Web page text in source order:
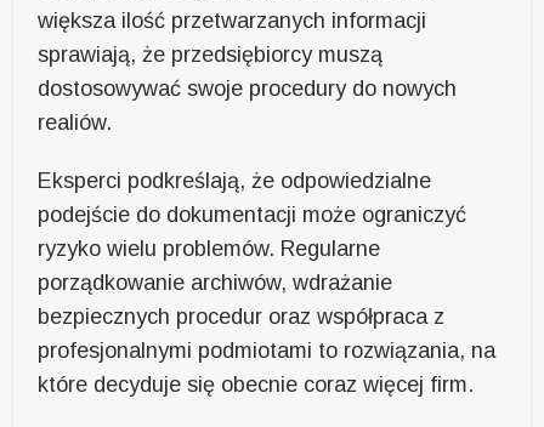
większa ilość przetwarzanych informacji
sprawiają, że przedsiębiorcy muszą
dostosowywać swoje procedury do nowych
realiów.
Eksperci podkreślają, że odpowiedzialne
podejście do dokumentacji może ograniczyć
ryzyko wielu problemów. Regularne
porządkowanie archiwów, wdrażanie
bezpiecznych procedur oraz współpraca z
profesjonalnymi podmiotami to rozwiązania, na
które decyduje się obecnie coraz więcej firm.